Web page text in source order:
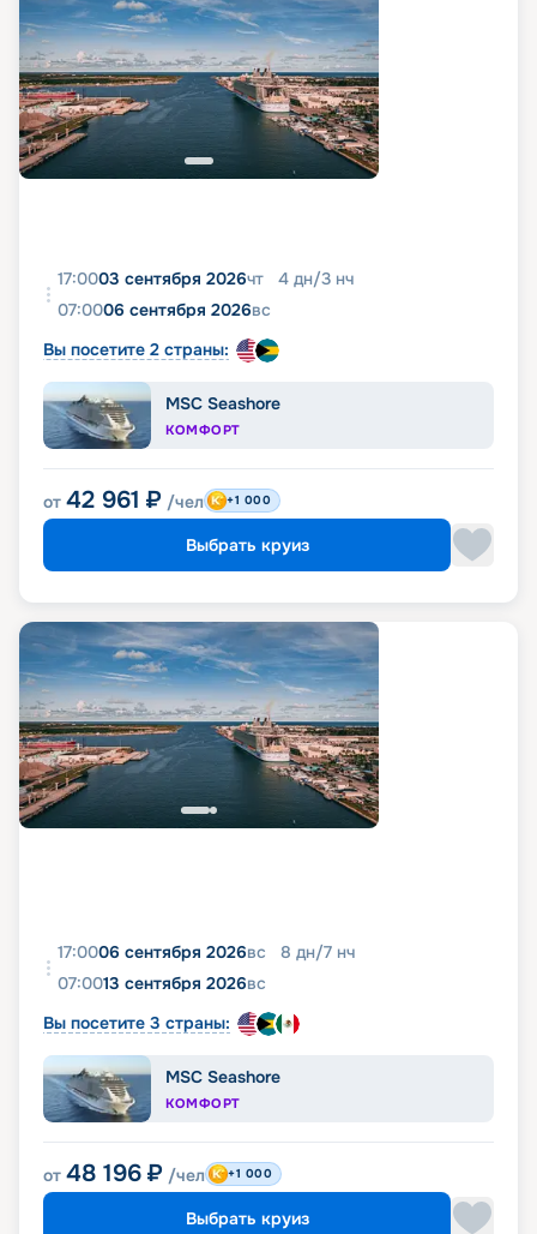
17:0003 сентября 2026чт 4 дн/3 нч
07:0006 сентября 2026вс
Вы посетите 2 страны:
MSC Seashore
КОМФОРТ
от 42 961 ₽ /чел +1 000
Выбрать круиз
17:0006 сентября 2026вс 8 дн/7 нч
07:0013 сентября 2026вс
Вы посетите 3 страны:
MSC Seashore
КОМФОРТ
от 48 196 ₽ /чел +1 000
Выбрать круиз